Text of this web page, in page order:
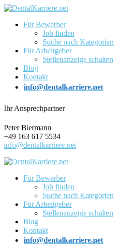
Für Bewerber
Job finden
Suche nach Kategorien
Für Arbeitgeber
Stellenanzeige schalten
Blog
Kontakt
info@dentalkarriere.net
Ihr Ansprechpartner
Peter Biermann
+49 163 617 5534
info@dentalkarriere.net
Für Bewerber
Job finden
Suche nach Kategorien
Für Arbeitgeber
Stellenanzeige schalten
Blog
Kontakt
info@dentalkarriere.net